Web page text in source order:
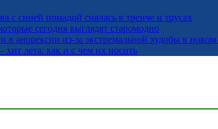
с синей помадой снялась в тренче и трусах
сегодня выглядят старомодно
в анорексии из-за экстремальной худобы в
лета: как и с чем их носить